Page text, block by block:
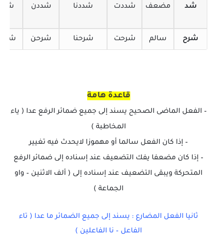
شد مضعف شددت شددنا شددن شدا
شرح سالم شرحت شرحنا شرحن
قاعدة هامة
– الفعل الماضى الصحيح يسند إلى جميع ضمائر الرفع عدا ( ياء
المخاطبة )
– إذا كان الفعل سالما أو مهموزا لايحدث فيه تغيير
– إذا كان مضعفا يفك التضعيف عند إسناده إلى ضمائر الرفع
المتحركة ويبقى التضعيف عند إسناده إلى ( ألف الاثنين – واو
الجماعة )
ثانيا الفعل المضارع : يسند إلى جميع الضمائر ما عدا ( تاء
الفاعل – نا الفاعلين )